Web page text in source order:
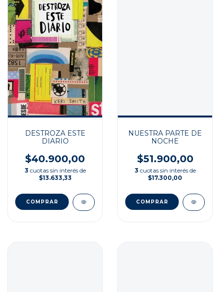
DESTROZA ESTE
DIARIO
$40.900,00
3 cuotas sin interés de
$13.633,33
NUESTRA PARTE DE
NOCHE
$51.900,00
3 cuotas sin interés de
$17.300,00